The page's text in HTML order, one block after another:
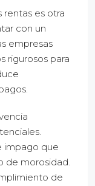
rentas es otra
con un
empresas
rigurosos para
impago que
de morosidad.
de